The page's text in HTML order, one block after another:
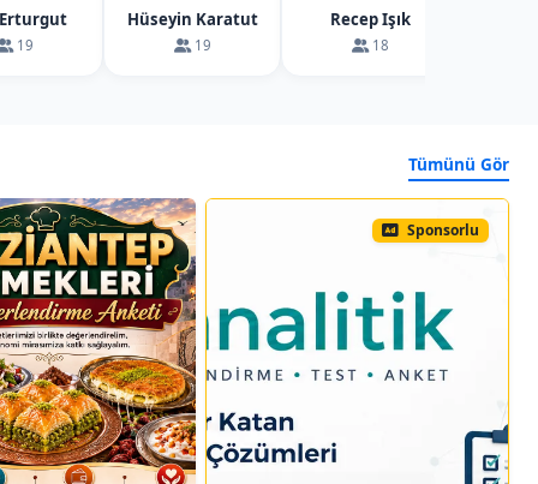
19
Hüseyin Karatut
19
Recep Işık
18
Tümünü Gör
Sponsorlu